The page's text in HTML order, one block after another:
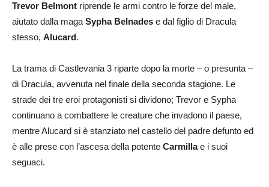
Trevor Belmont riprende le armi contro le forze del male,
aiutato dalla maga Sypha Belnades e dal figlio di Dracula
stesso, Alucard.
La trama di Castlevania 3 riparte dopo la morte – o presunta –
di Dracula, avvenuta nel finale della seconda stagione. Le
strade dei tre eroi protagonisti si dividono; Trevor e Sypha
continuano a combattere le creature che invadono il paese,
mentre Alucard si è stanziato nel castello del padre defunto ed
è alle prese con l’ascesa della potente Carmillae i suoi
seguaci.